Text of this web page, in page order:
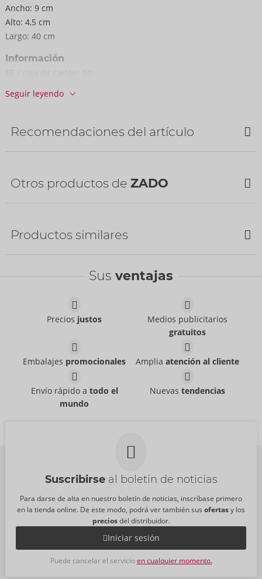
Ancho: 9 cm
Alto: 4,5 cm
Largo: 40 cm
Información
Código de barras:
País de fabricación: PL
Seguir leyendo
Recomendaciones del artículo
99,95 €
Otros productos de ZADO
ZADO- ORION Brand
Leather Harness Set
ZADO- ORION Brand
249,00 €
Productos similares
Leather Chest Harness
- ORION Brand
Leather Chest Harness
Sus ventajas
Precios justos
Medios publicitarios
gratuitos
Embalajes promocionales Ampliaatención al cliente
Envío rápido a todo el
mundo
Nuevastendencias
Suscribirseal boletín de noticias
Para darse de alta en nuestro boletín de noticias, inscríbase primero
en la tienda online. De este modo, podrá ver también sus ofertasy los
preciosdel distribuidor.
Iniciar sesión
Puede cancelar el servicioen cualquier momento.